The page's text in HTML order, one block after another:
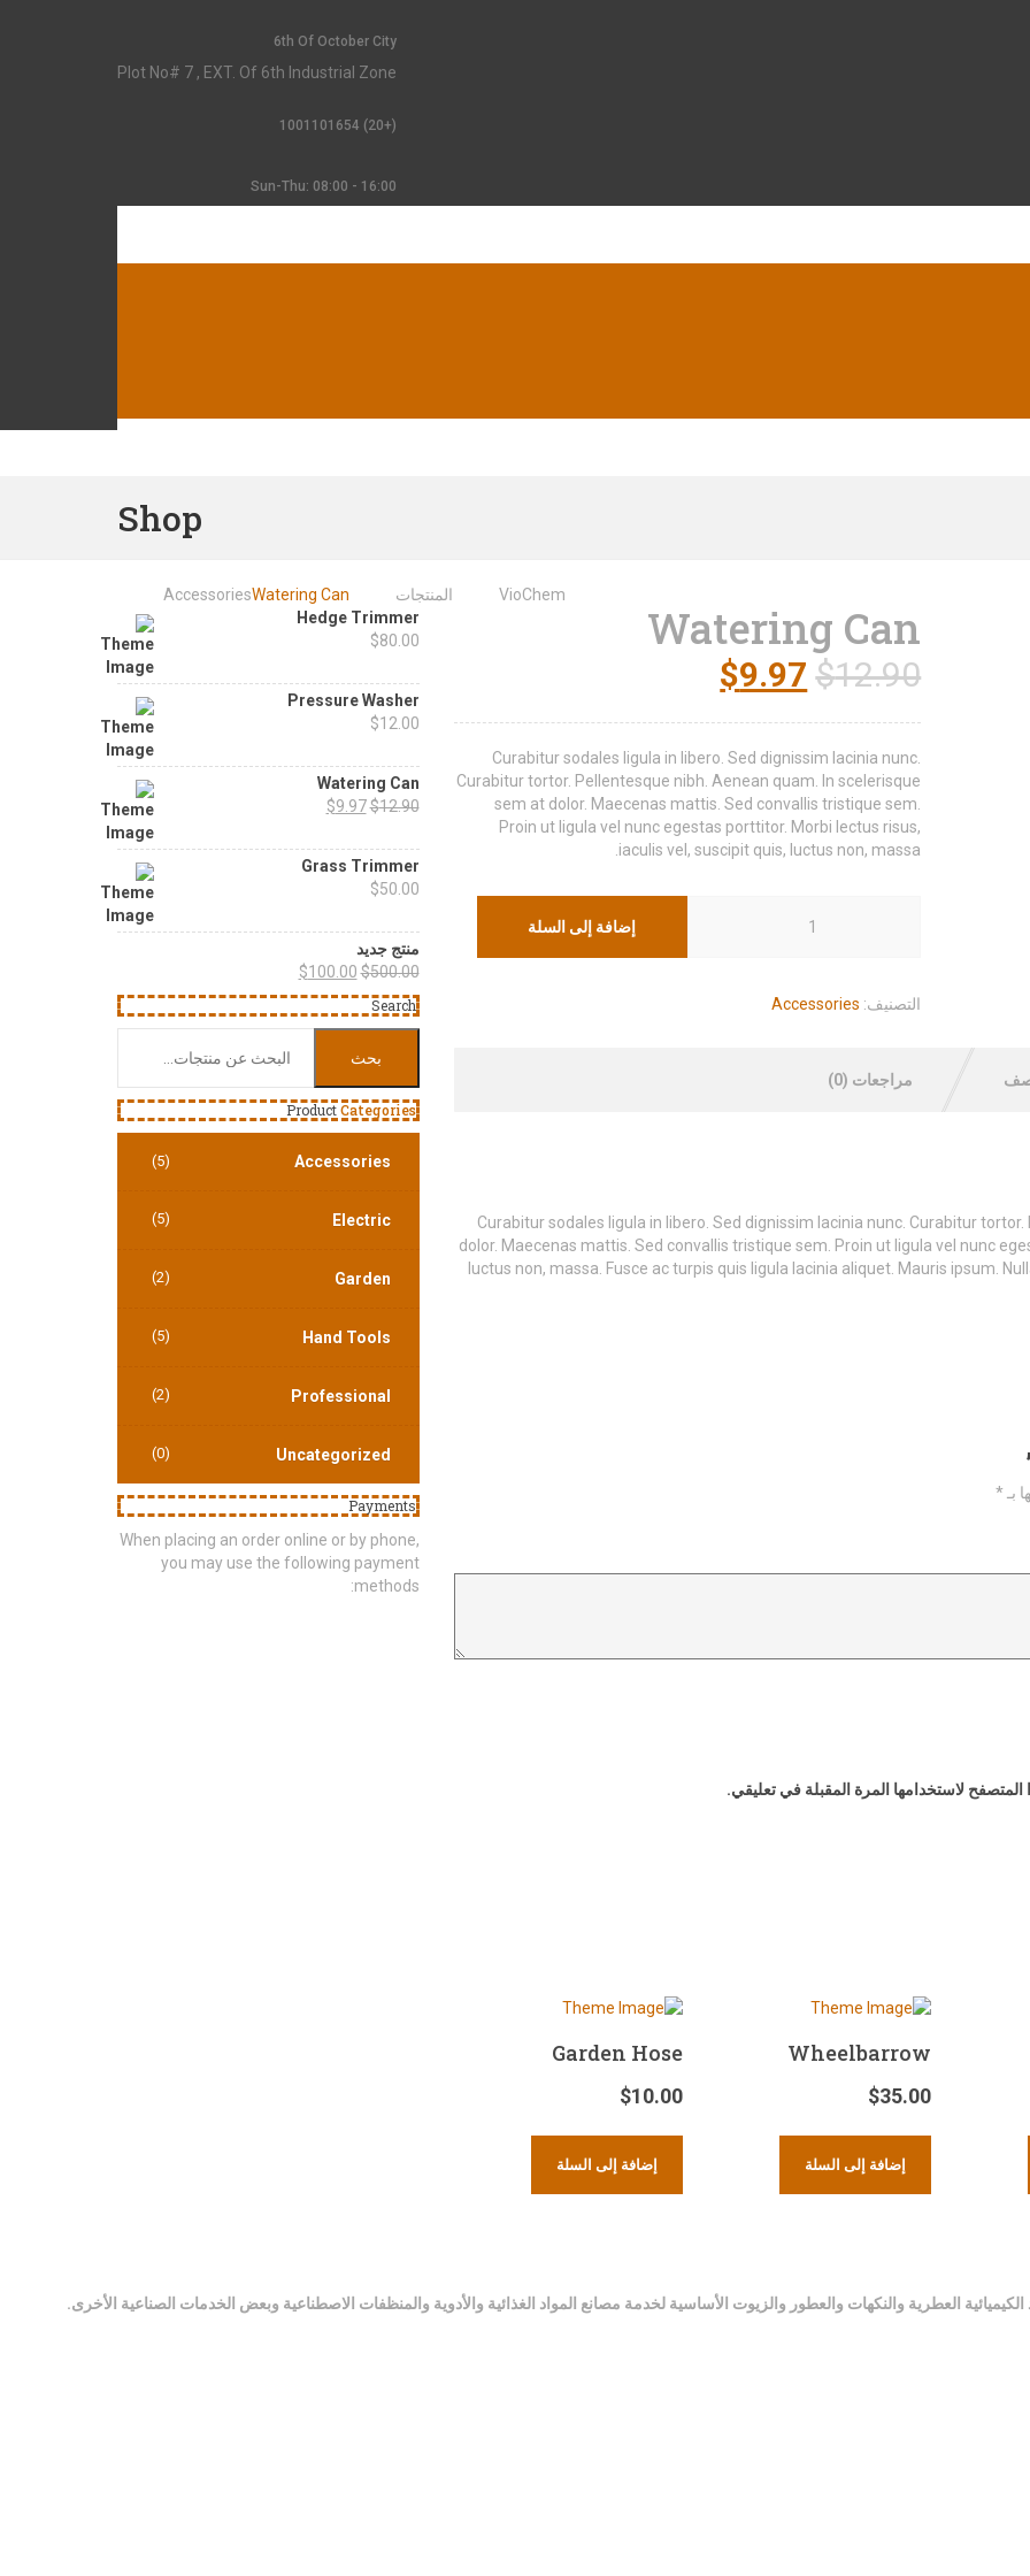
6th Of October City
Plot No# 7 , EXT. Of 6th Industrial Zone
(+20) 1001101654
Sun-Thu: 08:00 - 16:00
Shop
VioChem المنتجات AccessoriesWatering Can
Watering Can
$12.90
$9.97
Curabitur sodales ligula in libero. Sed dignissim lacinia nunc.
Curabitur tortor. Pellentesque nibh. Aenean quam. In scelerisque
sem at dolor. Maecenas mattis. Sed convallis tristique sem.
Proin ut ligula vel nunc egestas porttitor. Morbi lectus risus,
iaculis vel, suscipit quis, luctus non, massa.
إضافة إلى السلة
التصنيف: Accessories
مراجعات (0)
Curabitur sodales ligula in libero. Sed dignissim lacinia nunc. Curabitur
dolor. Maecenas mattis. Sed convallis tristique sem. Proin ut ligula vel nunc
luctus non, massa. Fusce ac turpis quis ligula lacinia aliquet. Mauris ipsum.
بـ *
لاستخدامها المرة المقبلة في تعليقي.
Wheelbarrow
$35.00
إضافة إلى السلة
Garden Hose
$10.00
إضافة إلى السلة
Hedge Trimmer
$80.00
Pressure Washer
$12.00
Watering Can
$12.90
$9.97
Grass Trimmer
$50.00
منتج جديد
$500.00
$100.00
Search
بحث
ProductCategories
Accessories
(5)
Electric
(5)
Garden
(2)
Hand Tools
(5)
Professional
(2)
Uncategorized
(0)
Payments
When placing an order online or by phone,
you may use the following payment
methods:
العطرية والنكهات والعطور والزيوت الأساسية لخدمة مصانع المواد الغذائية والأدوية والمنظفات الاصطناعية وبعض الخدمات الصناعية الأخرى.